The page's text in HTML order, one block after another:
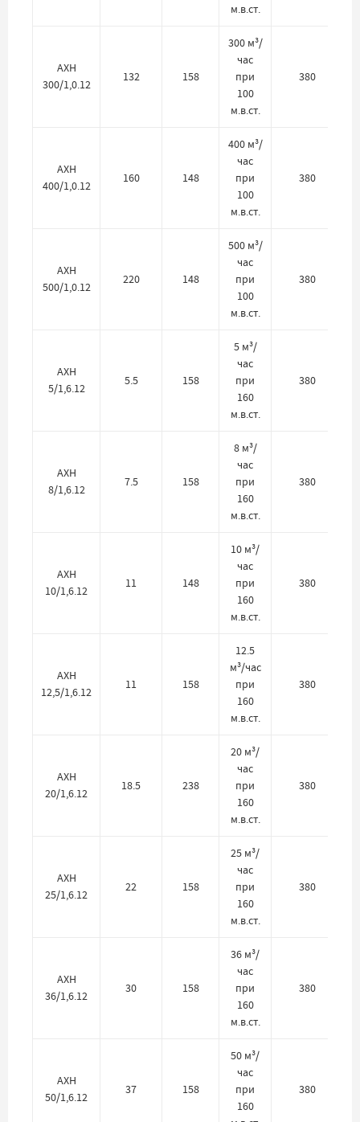
м.в.ст.
АХН
300/1,0.12
132 158
300 м³/
час
при
100
м.в.ст.
380
АХН
400/1,0.12
160 148
400 м³/
час
при
100
м.в.ст.
380
АХН
500/1,0.12
220 148
500 м³/
час
при
100
м.в.ст.
380
АХН
5/1,6.12
5.5 158
5 м³/
час
при
160
м.в.ст.
380
АХН
8/1,6.12
7.5 158
8 м³/
час
при
160
м.в.ст.
380
АХН
10/1,6.12
11 148
10 м³/
час
при
160
м.в.ст.
380
АХН
12,5/1,6.12
11 158
12.5
м³/час
при
160
м.в.ст.
380
АХН
20/1,6.12
18.5 238
20 м³/
час
при
160
м.в.ст.
380
АХН
25/1,6.12
22 158
25 м³/
час
при
160
м.в.ст.
380
АХН
36/1,6.12
30 158
36 м³/
час
при
160
м.в.ст.
380
АХН
50/1,6.12
37 158
50 м³/
час
при
160
380